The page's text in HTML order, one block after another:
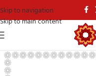
Skip to navigation
Skip to main content